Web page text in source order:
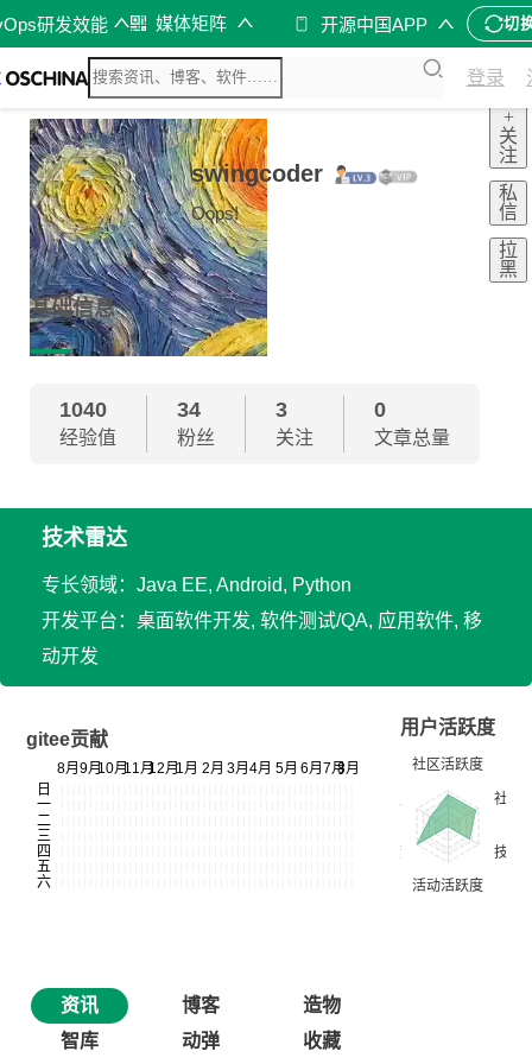
研发效能 媒体矩阵 开源中国APP 切
登录
swingcoder
Oops!
+
关
注
私
信
拉
黑
基础信息
1040
经验值
34
粉丝
3
关注
0
文章总量
技术雷达
专长领域：Java EE, Android, Python
开发平台：桌面软件开发, 软件测试/QA, 应用软件, 移
动开发
gitee贡献
用户活跃度
资讯 博客
造物
智库
动弹 收藏